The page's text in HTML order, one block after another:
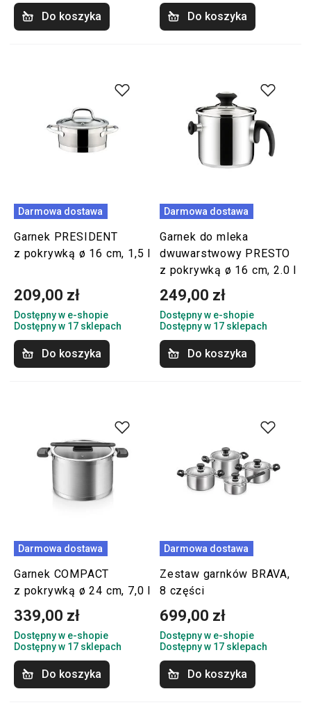
Do koszyka Do koszyka
Darmowa dostawa
Garnek PRESIDENT
z pokrywką ø 16 cm, 1,5 l
209,00 zł
Dostępny w e-shopie
Dostępny w 17 sklepach
Do koszyka
Darmowa dostawa
Garnek do mleka
dwuwarstwowy PRESTO
z pokrywką ø 16 cm, 2.0 l
249,00 zł
Dostępny w e-shopie
Dostępny w 17 sklepach
Do koszyka
Darmowa dostawa
Garnek COMPACT
z pokrywką ø 24 cm, 7,0 l
339,00 zł
Dostępny w e-shopie
Dostępny w 17 sklepach
Do koszyka
Darmowa dostawa
Zestaw garnków BRAVA,
8 części
699,00 zł
Dostępny w e-shopie
Dostępny w 17 sklepach
Do koszyka